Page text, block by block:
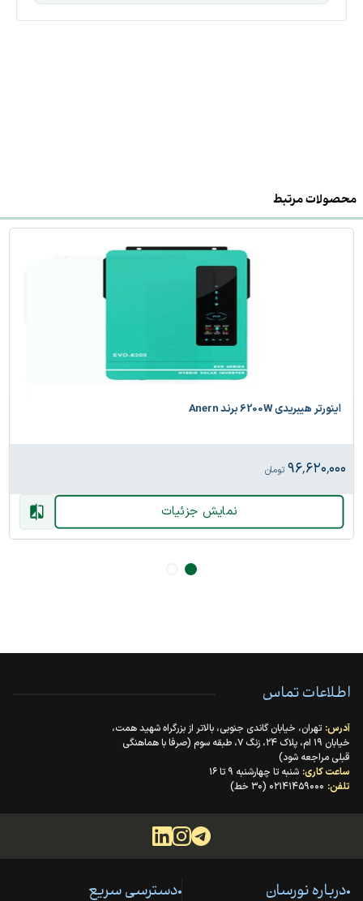
حداکثر جریان
محصولات مرتبط
اینورتر هیبریدی 6200W برند Anern
۹۶٬۶۲۰٬۰۰۰ تومان
نمایش جزئیات
اطلاعات تماس
آدرس: تهران، خیابان گاندی جنوبی، بالاتر از بزرگراه شهید همت،
خیابان ۱۹ ام، پلاک ۲۴، زنگ ۷، طبقه سوم (صرفا با هماهنگی
قبلی مراجعه شود)
ساعت کاری: شنبه تا چهارشنبه ۹ تا ۱۶
تلفن: ۰۲۱۴۱۴۵۹۰۰۰ (۳۰ خط)
درباره نورسان دسترسی سریع